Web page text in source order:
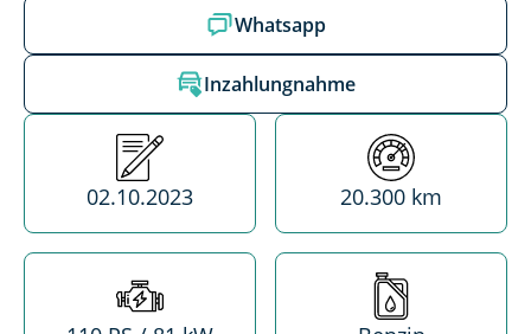
Whatsapp
Inzahlungnahme
Erstzulassung
02.10.2023
Kilometerstand
20.300 km
Leistung Treibstoff